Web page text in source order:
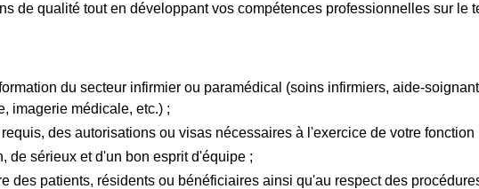
de qualité tout en développant vos compétences professionnelles sur le
du secteur infirmier ou paramédical (soins infirmiers, aide-
imagerie médicale, etc.) ;
des autorisations ou visas nécessaires à l'exercice de votre fonction
de sérieux et d'un bon esprit d'équipe ;
des patients, résidents ou bénéficiaires ainsi qu'au respect des